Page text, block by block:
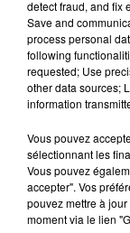
detect fraud, and fix
Save and
process personal
following
requested; Use
other data sources;
information
Vous pouvez
sélectionnant les
Vous pouvez
accepter". Vos
pouvez mettre à
moment via le lien